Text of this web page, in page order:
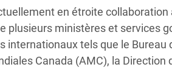
coopératives, les
leurs produits à de meilleurs
la confiance et les compétences
en étroite
plusieurs ministères et services
internationaux tels que le Bureau
Canada (AMC), la